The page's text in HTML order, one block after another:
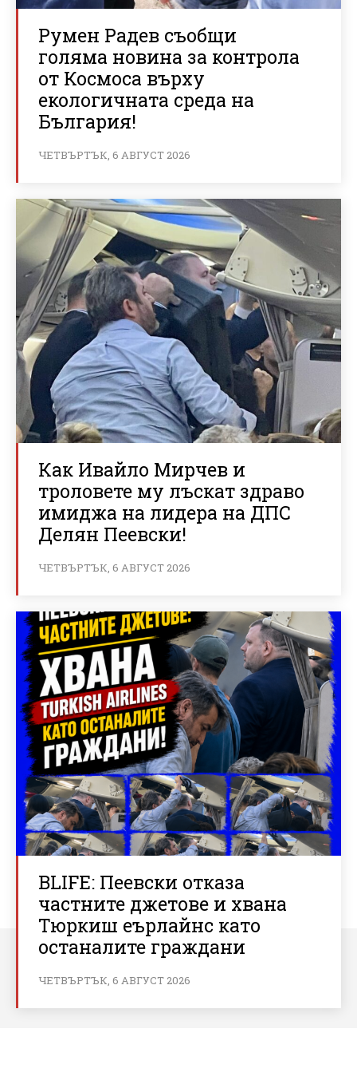
Румен Радев съобщи
голяма новина за контрола
от Космоса върху
екологичната среда на
България!
ЧЕТВЪРТЪК, 6 АВГУСТ 2026
Как Ивайло Мирчев и
троловете му лъскат здраво
имиджа на лидера на ДПС
Делян Пеевски!
ЧЕТВЪРТЪК, 6 АВГУСТ 2026
BLIFE: Пеевски отказа
частните джетове и хвана
Тюркиш еърлайнс като
останалите граждани
ЧЕТВЪРТЪК, 6 АВГУСТ 2026